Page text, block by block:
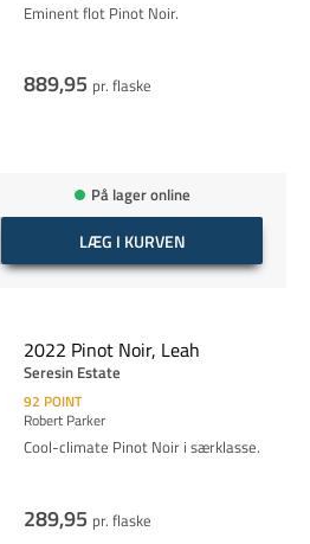
Eminent flot Pinot Noir.
889,95 pr. flaske
På lager online
LÆG I KURVEN
2022 Pinot Noir, Leah
Seresin Estate
92 POINT
Robert Parker
Cool-climate Pinot Noir i særklasse.
289,95 pr. flaske